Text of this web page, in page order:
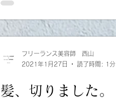
髪、切りました。
フリーランス美容師 西山
2021年1月27日
読了時間: 1分